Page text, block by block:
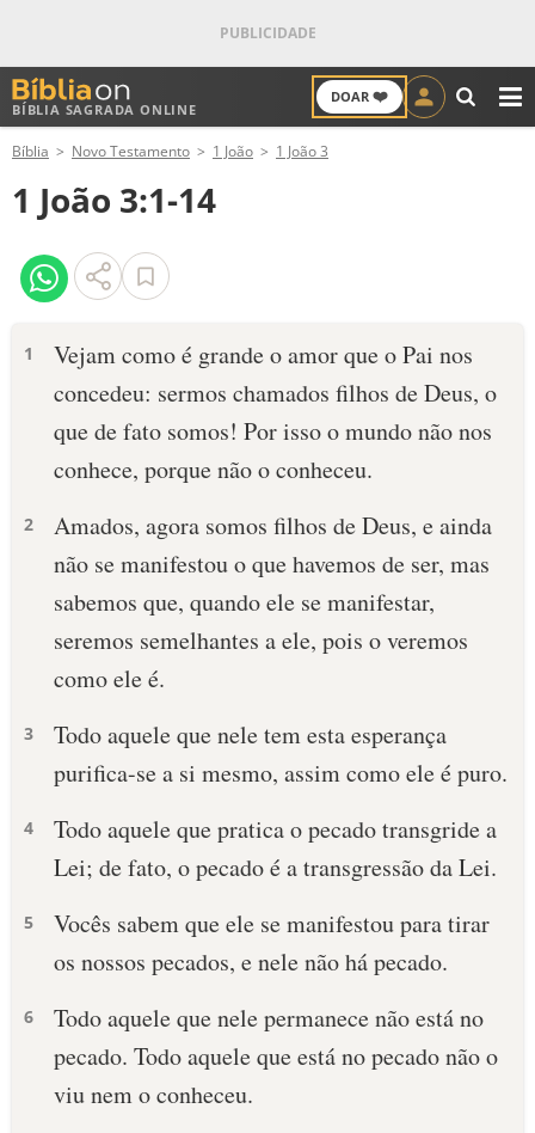
BÍBLIA SAGRADA ONLINE
DOAR ❤️
ANTIGO TESTAMENTO
NOVO TESTAMENTO
VERSÍCULOS
PALAVRA DO DIA
SALMO DO DIA
DEVOCIONAL DIÁRIO
10 MANDAMENTOS
ESTUDOS BÍBLICOS
PERGUNTE À BÍBLIA IA
TERMO BÍBLICO JOGOS
LOJA BÍBLIAON
Bíblia Novo Testamento 1 João 1 João 3
1 João 3:1-14
1
Vejam como é grande o amor que o Pai nos
concedeu: sermos chamados filhos de Deus, o
que de fato somos! Por isso o mundo não nos
conhece, porque não o conheceu.
2
Amados, agora somos filhos de Deus, e ainda
não se manifestou o que havemos de ser, mas
sabemos que, quando ele se manifestar,
seremos semelhantes a ele, pois o veremos
como ele é.
3
Todo aquele que nele tem esta esperança
purifica-se a si mesmo, assim como ele é puro.
4
Todo aquele que pratica o pecado transgride a
Lei; de fato, o pecado é a transgressão da Lei.
5
Vocês sabem que ele se manifestou para tirar
os nossos pecados, e nele não há pecado.
6
Todo aquele que nele permanece não está no
pecado. Todo aquele que está no pecado não o
viu nem o conheceu.